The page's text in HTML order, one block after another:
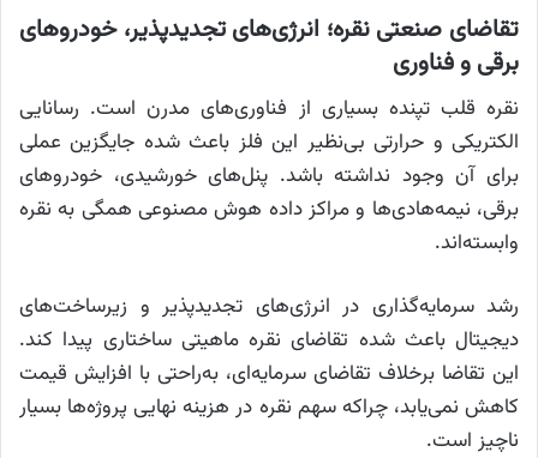
تقاضای صنعتی نقره؛ انرژی‌های تجدیدپذیر، خودروهای
برقی و فناوری
نقره قلب تپنده بسیاری از فناوری‌های مدرن است. رسانایی
الکتریکی و حرارتی بی‌نظیر این فلز باعث شده جایگزین عملی
برای آن وجود نداشته باشد. پنل‌های خورشیدی، خودروهای
برقی، نیمه‌هادی‌ها و مراکز داده هوش مصنوعی همگی به نقره
وابسته‌اند.
رشد سرمایه‌گذاری در انرژی‌های تجدیدپذیر و زیرساخت‌های
دیجیتال باعث شده تقاضای نقره ماهیتی ساختاری پیدا کند.
این تقاضا برخلاف تقاضای سرمایه‌ای، به‌راحتی با افزایش قیمت
کاهش نمی‌یابد، چراکه سهم نقره در هزینه نهایی پروژه‌ها بسیار
ناچیز است.